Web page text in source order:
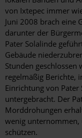
von Ixtepec immer
Juni 2008 brach eine
darunter der
Pater Solalinde
Gebäude
Stunden
regelmäßig Berichte,
Einrichtung von
untergebracht. Der
Morddrohungen
wenig unternommen,
schützen.